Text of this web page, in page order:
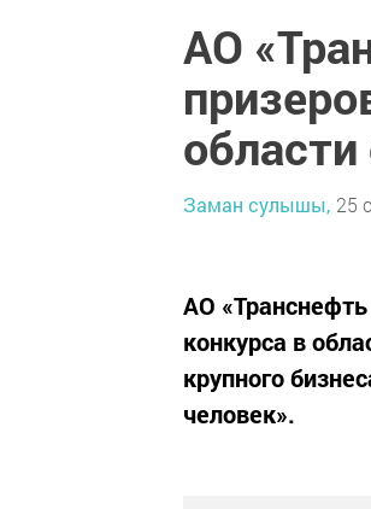
АО
Заман сулышы, 25
АО
конкурса в
крупного
человек».